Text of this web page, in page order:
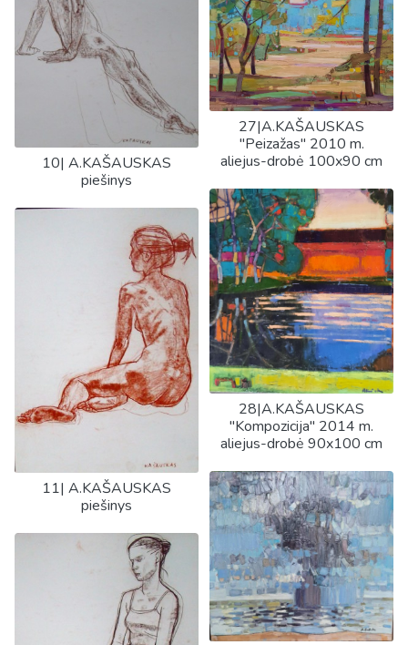
10| A.KAŠAUSKAS
piešinys
11| A.KAŠAUSKAS
piešinys
27|A.KAŠAUSKAS
"Peizažas" 2010 m.
aliejus-drobė 100x90 cm
28|A.KAŠAUSKAS
"Kompozicija" 2014 m.
aliejus-drobė 90x100 cm